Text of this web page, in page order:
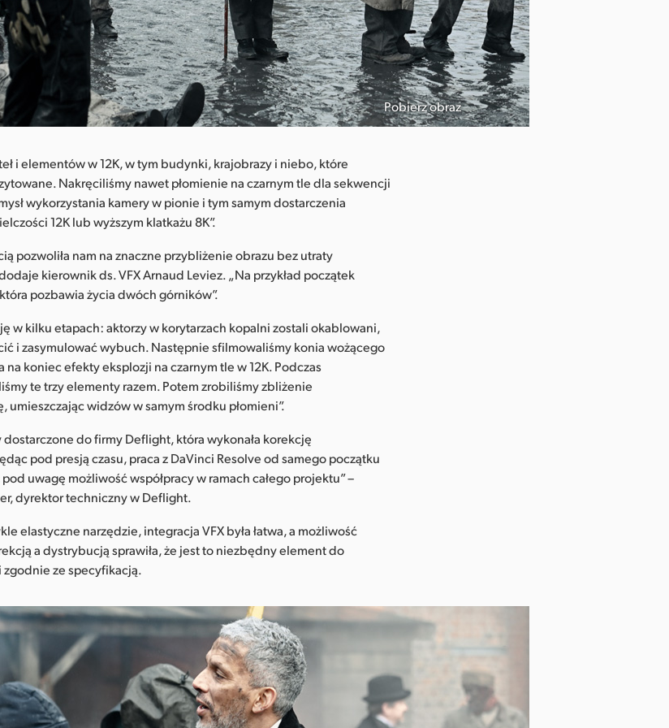
Pobierz obraz
i elementów w 12K, w tym budynki, krajobrazy i niebo, które
Nakręciliśmy nawet płomienie na czarnym tle dla sekwencji
wykorzystania kamery w pionie i tym samym dostarczenia
12K lub wyższym klatkażu 8K”.
pozwoliła nam na znaczne przybliżenie obrazu bez utraty
kierownik ds. VFX Arnaud Leviez. „Na przykład początek
pozbawia życia dwóch górników”.
w kilku etapach: aktorzy w korytarzach kopalni zostali okablowani,
i zasymulować wybuch. Następnie sfilmowaliśmy konia wożącego
koniec efekty eksplozji na czarnym tle w 12K. Podczas
te trzy elementy razem. Potem zrobiliśmy zbliżenie
umieszczając widzów w samym środku płomieni”.
dostarczone do firmy Deflight, która wykonała korekcję
pod presją czasu, praca z DaVinci Resolve od samego początku
uwagę możliwość współpracy w ramach całego projektu” –
dyrektor techniczny w Deflight.
elastyczne narzędzie, integracja VFX była łatwa, a możliwość
a dystrybucją sprawiła, że jest to niezbędny element do
zgodnie ze specyfikacją.